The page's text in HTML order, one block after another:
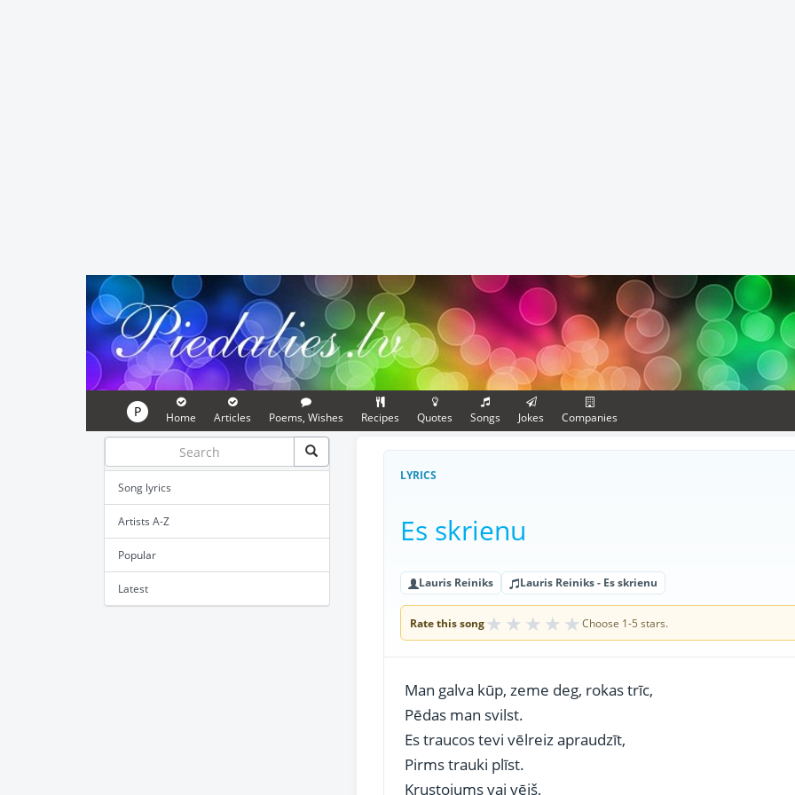
P Home Articles Poems, Wishes Recipes Quotes Songs Jokes Companies
Song lyrics
Artists A-Z
Popular
Latest
LYRICS
Es skrienu
Lauris Reiniks Lauris Reiniks - Es skrienu
Rate this song★ ★ ★ ★ ★ Choose 1-5 stars.
Man galva kūp, zeme deg, rokas trīc,
Pēdas man svilst.
Es traucos tevi vēlreiz apraudzīt,
Pirms trauki plīst.
Krustojums vai vējš,